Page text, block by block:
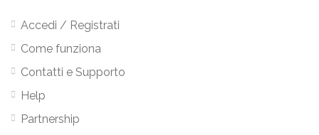
Accedi / Registrati
Come funziona
Contatti e Supporto
Help
Partnership